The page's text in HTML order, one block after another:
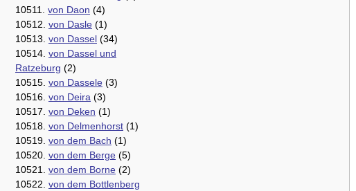
10511. von Daon (4)
10512. von Dasle (1)
10513. von Dassel (34)
10514. von Dassel und
Ratzeburg (2)
10515. von Dassele (3)
10516. von Deira (3)
10517. von Deken (1)
10518. von Delmenhorst (1)
10519. von dem Bach (1)
10520. von dem Berge (5)
10521. von dem Borne (2)
10522. von dem Bottlenberg